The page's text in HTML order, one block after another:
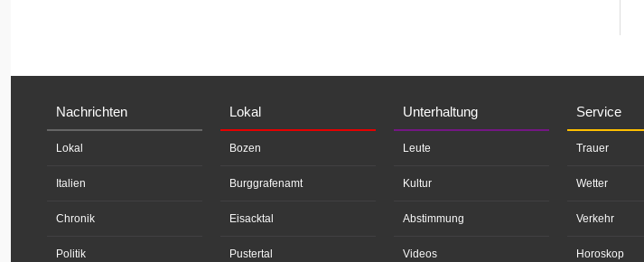
Nachrichten
Lokal
Italien
Chronik
Politik
Lokal
Bozen
Burggrafenamt
Eisacktal
Pustertal
Unterhaltung
Leute
Kultur
Abstimmung
Videos
Service
Trauer
Wetter
Verkehr
Horoskop